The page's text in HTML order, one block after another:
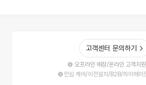
고객센터 문의하기
오프라인 매장/온라인 고객지
안심 케어/이전설치/B2B/하이메이